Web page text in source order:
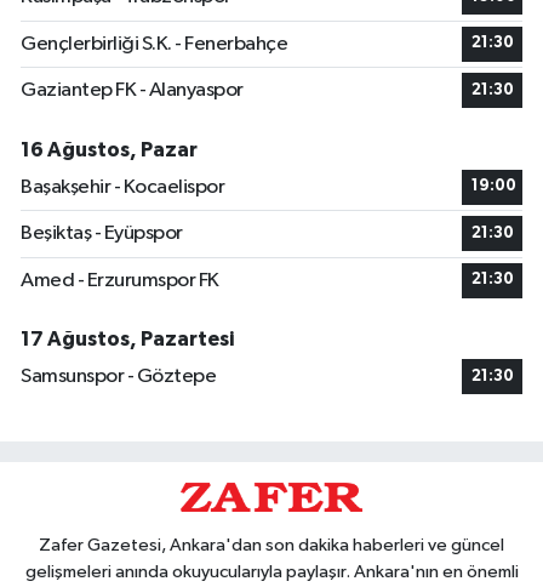
Gençlerbirliği S.K. - Fenerbahçe 21:30
Gaziantep FK - Alanyaspor 21:30
16 Ağustos, Pazar
Başakşehir - Kocaelispor
19:00
Beşiktaş - Eyüpspor 21:30
Amed - Erzurumspor FK 21:30
17 Ağustos, Pazartesi
Samsunspor - Göztepe
21:30
Zafer Gazetesi, Ankara'dan son dakika haberleri ve güncel
gelişmeleri anında okuyucularıyla paylaşır. Ankara'nın en önemli